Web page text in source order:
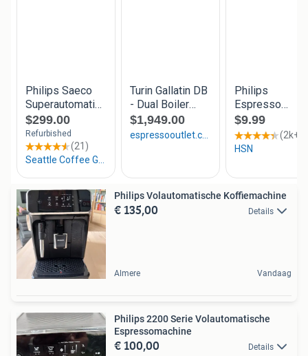
Philips Volautomatische Koffiemachine
€ 135,00 Details
Almere Vandaag
Philips 2200 Serie Volautomatische
Espressomachine
€ 100,00 Details